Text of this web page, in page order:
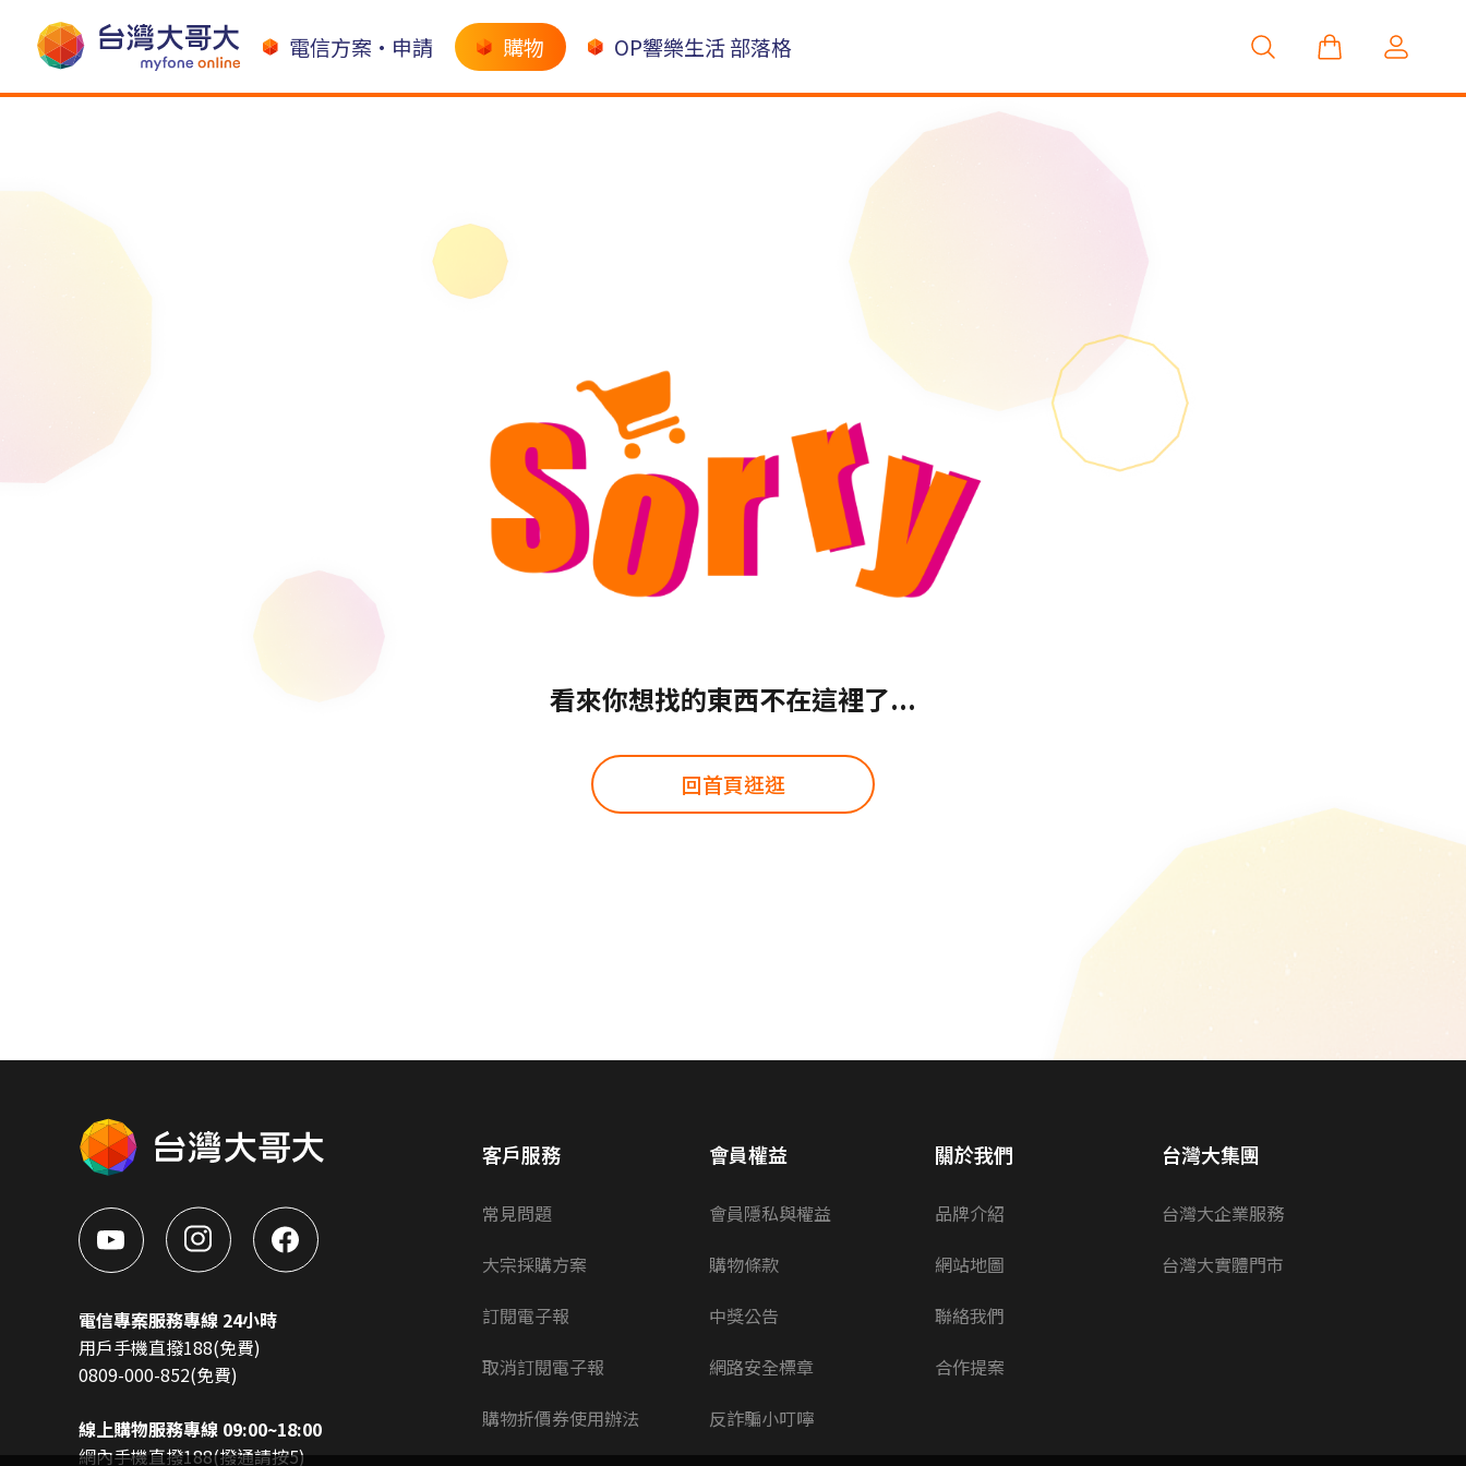
電信方案•申請 購物 OP響樂生活 部落格
看來你想找的東西不在這裡了...
回首頁逛逛
電信專案服務專線 24小時
用戶手機直撥188(免費)
0809-000-852(免費)
線上購物服務專線 09:00~18:00
網內手機直撥188(撥通請按5)
客戶服務
常見問題
大宗採購方案
訂閱電子報
取消訂閱電子報
購物折價券使用辦法
會員權益
會員隱私與權益
購物條款
中獎公告
網路安全標章
反詐騙小叮嚀
關於我們
品牌介紹
網站地圖
聯絡我們
合作提案
台灣大集團
台灣大企業服務
台灣大實體門市